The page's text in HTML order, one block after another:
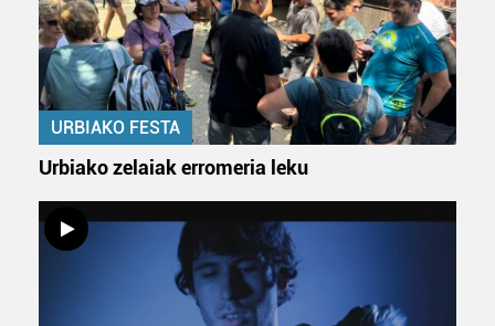
URBIAKO FESTA
Urbiako zelaiak erromeria leku